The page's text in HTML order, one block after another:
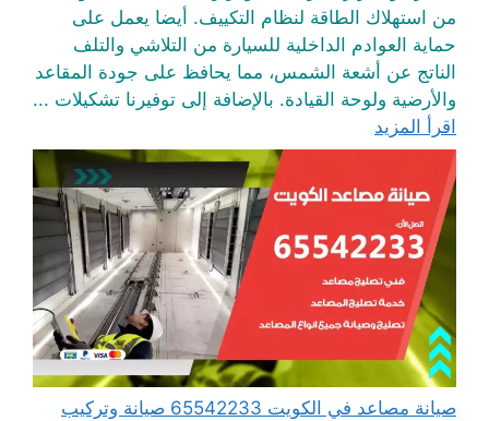
من استهلاك الطاقة لنظام التكييف. أيضا يعمل على
حماية العوادم الداخلية للسيارة من التلاشي والتلف
الناتج عن أشعة الشمس، مما يحافظ على جودة المقاعد
والأرضية ولوحة القيادة. بالإضافة إلى توفيرنا تشكيلات ...
اقرأ المزيد
صيانة مصاعد في الكويت 65542233 صيانة وتركيب